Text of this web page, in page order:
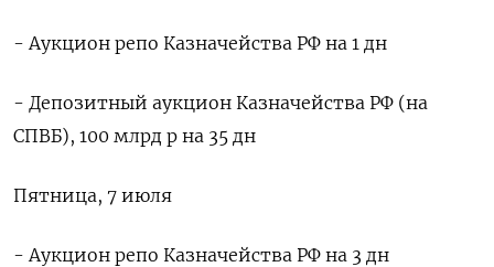
- Аукцион репо Казначейства РФ на 1 дн
- Депозитный аукцион Казначейства РФ (на
СПВБ), 100 млрд р на 35 дн
Пятница, 7 июля
- Аукцион репо Казначейства РФ на 3 дн